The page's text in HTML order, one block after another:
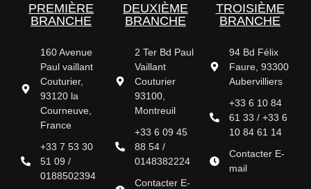
PREMIÈRE
BRANCHE
160 Avenue
Paul vaillant
Couturier,
93120 la
Courneuve,
France
+33 7 53 30
51 09 /
0188502394
DEUXIÈME
BRANCHE
2 Ter Bd Paul
Vaillant
Couturier
93100,
Montreuil
+33 6 09 45
88 54 /
0148382224
Contacter E-
TROISIÈME
BRANCHE
94 Bd Félix
Faure, 93300
Aubervilliers
+33 6 10 84
61 33 / +33 6
10 84 61 14
Contacter E-
mail